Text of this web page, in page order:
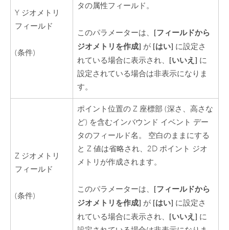
Y ジオメトリ
フィールド
(条件)
タの属性フィールド。
このパラメーターは、 [フィールドから
ジオメトリを作成] が [はい] に設定さ
れている場合に表示され、 [いいえ] に
設定されている場合は非表示になりま
す。
Z ジオメトリ
フィールド
(条件)
ポイント位置の Z 座標部 (深さ、高さな
ど) を含むインバウンド イベント デー
タのフィールド名。 空白のままにする
と Z 値は省略され、2D ポイント ジオ
メトリが作成されます。
このパラメーターは、 [フィールドから
ジオメトリを作成] が [はい] に設定さ
れている場合に表示され、 [いいえ] に